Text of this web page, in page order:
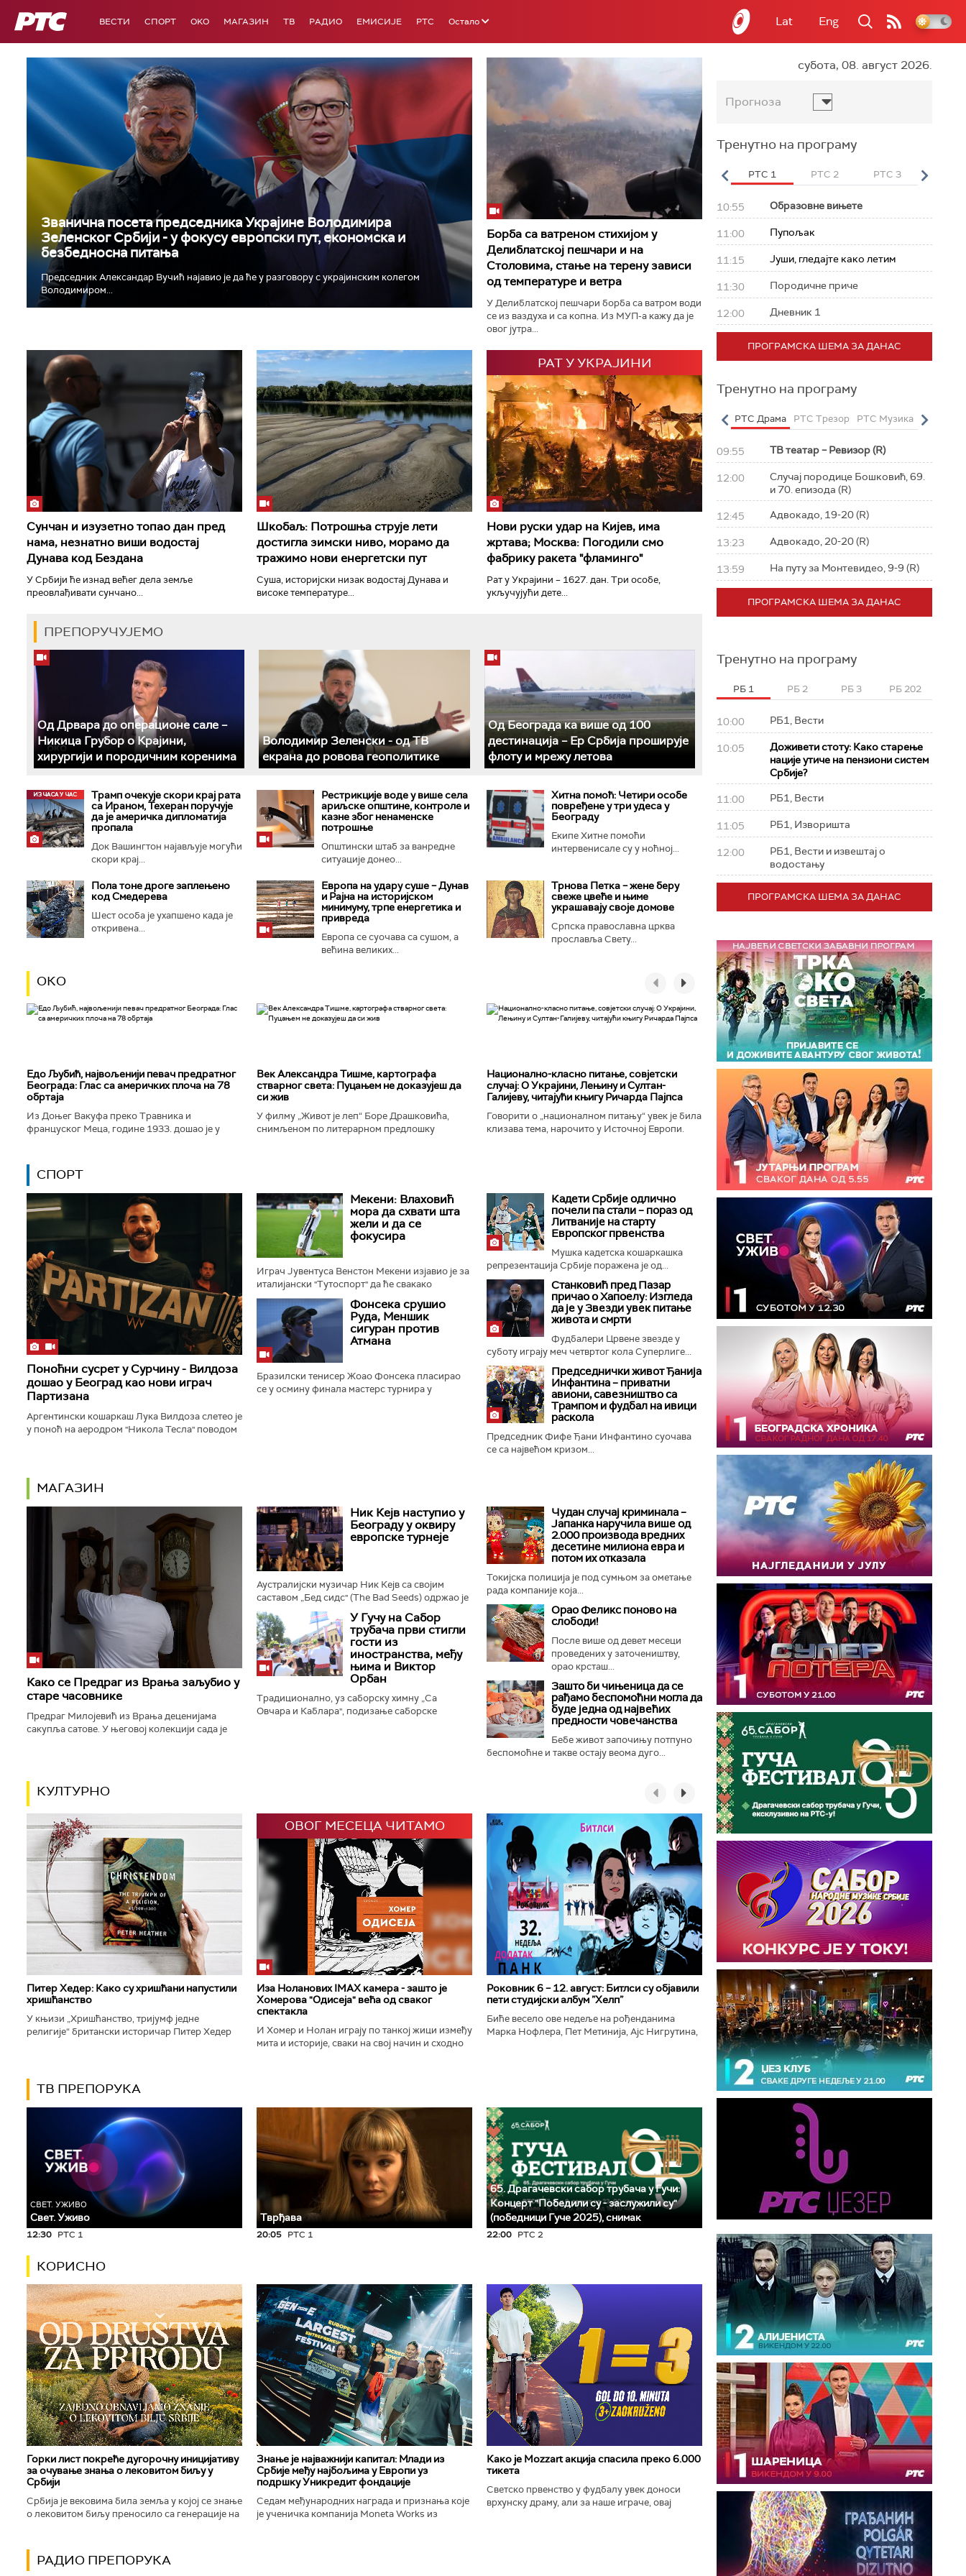
РТС ВЕСТИ СПОРТ OKO МАГАЗИН ТВ РАДИО ЕМИСИЈЕ РТС Остало Lat Eng
Званична посета председника Украјине Володимира
Зеленског Србији - у фокусу европски пут, економска и
безбедносна питања
Председник Александар Вучић најавио је да ће у разговору с украјинским колегом
Володимиром...
Борба са ватреном стихијом у
Делиблатској пешчари и на
Столовима, стање на терену зависи
од температуре и ветра
У Делиблатској пешчари борба са ватром води
се из ваздуха и са копна. Из МУП-а кажу да је
овог јутра...
Сунчан и изузетно топао дан пред
нама, незнатно виши водостај
Дунава код Бездана
У Србији ће изнад већег дела земље
преовлађивати сунчано...
Шкобаљ: Потрошња струје лети
достигла зимски ниво, морамо да
тражимо нови енергетски пут
Суша, историјски низак водостај Дунава и
високе температуре...
РАТ У УКРАЈИНИ
Нови руски удар на Кијев, има
жртава; Москва: Погодили смо
фабрику ракета "фламинго"
Рат у Украјини – 1627. дан. Три особе,
укључујући дете...
ПРЕПОРУЧУЈЕМО
Од Дрвара до операционе сале –
Никица Грубор о Крајини,
хирургији и породичним коренима
Володимир Зеленски - од ТВ
екрана до ровова геополитике
Од Београда ка више од 100
дестинација – Ер Србија проширује
флоту и мрежу летова
Трамп очекује скори крај рата
са Ираном, Техеран поручује
да је америчка дипломатија
пропала
Док Вашингтон најављује могући
скори крај...
Рестрикције воде у више села
ариљске општине, контроле и
казне због ненаменске
потрошње
Општински штаб за ванредне
ситуације донео...
Хитна помоћ: Четири особе
повређене у три удеса у
Београду
Екипе Хитне помоћи
интервенисале су у ноћној...
Пола тоне дроге заплењено
код Смедерева
Шест особа је ухапшено када је
откривена...
Европа на удару суше – Дунав
и Рајна на историјском
минимуму, трпе енергетика и
привреда
Европа се суочава са сушом, а
већина великих...
Трнова Петка – жене беру
свеже цвеће и њиме
украшавају своје домове
Српска православна црква
прославља Свету...
ОКО
Едо Љубић, највољенији певач предратног
Београда: Глас са америчких плоча на 78
обртаја
Из Доњег Вакуфа преко Травника и
француског Меца, године 1933. дошао је у
Век Александра Тишме, картографа
стварног света: Пуцањем не доказујеш да
си жив
У филму „Живот је леп“ Боре Драшковића,
снимљеном по литерарном предлошку
Национално-класнo питање, совјетски
случај: О Украјини, Лењину и Султан-
Галијеву, читајући књигу Ричарда Пајпса
Говорити о „националном питању“ увек је била
клизава тема, нарочито у Источној Европи.
СПОРТ
Поноћни сусрет у Сурчину - Вилдоза
дошао у Београд као нови играч
Партизана
Аргентински кошаркаш Лука Вилдоза слетео је
у поноћ на аеродром "Никола Тесла" поводом
Мекени: Влаховић
мора да схвати шта
жели и да се
фокусира
Играч Јувентуса Венстон Мекени изјавио је за
италијански "Тутоспорт" да ће свакако
честитати Душану Влаховићу на било којој
одлуци коју буде донео о наставку...
Фонсека срушио
Руда, Меншик
сигуран против
Атмана
Бразилски тенисер Жоао Фонсека пласирао
се у осмину финала мастерс турнира у
Кадети Србије одлично
почели па стали – пораз од
Литваније на старту
Европског првенства
Мушка кадетска кошаркашка
репрезентација Србије поражена је од...
Станковић пред Пазар
причао о Хапоелу: Изгледа
да је у Звезди увек питање
живота и смрти
Фудбалери Црвене звезде у
суботу играју меч четвртог кола Суперлиге...
Председнички живот Ђанија
Инфантина – приватни
авиони, савезништво са
Трампом и фудбал на ивици
раскола
Председник Фифе Ђани Инфантино суочава
се са највећом кризом...
МАГАЗИН
Како се Предраг из Врања заљубио у
старе часовнике
Предраг Милојевић из Врања деценијама
сакупља сатове. У његовој колекцији сада је
Ник Кејв наступио у
Београду у оквиру
европске турнеје
Аустралијски музичар Ник Кејв са својим
саставом „Бед сидс" (The Bad Seeds) одржао је
концерт на простору Доњег града Београдске
тврђаве, у оквиру европске...У Гучу на Сабор
трубача први стигли
гости из
иностранства, међу
њима и Виктор
Орбан
Традиционално, уз саборску химну „Са
Овчара и Каблара", подизање саборске
Чудан случај криминала –
Јапанка наручила више од
2.000 производа вредних
десетине милиона евра и
потом их отказала
Токијска полиција је под сумњом за ометање
рада компаније која...
Орао Феликс поново на
слободи!
После више од девет месеци
проведених у заточеништву,
орао крсташ...
Зашто би чињеница да се
рађамо беспомоћни могла да
буде једна од највећих
предности човечанства
Бебе живот започињу потпуно
беспомоћне и такве остају веома дуго...
КУЛТУРНО
Питер Хедер: Како су хришћани напустили
хришћанство
У књизи „Хришћанство, тријумф једне
религије“ британски историчар Питер Хедер
ОВОГ МЕСЕЦА ЧИТАМО
Иза Ноланових IMAX камера - зашто је
Хомерова "Одисеја" већа од сваког
спектакла
И Хомер и Нолан играју по танкој жици између
мита и историје, сваки на свој начин и сходно
Роковник 6 – 12. август: Битлси су објавили
пети студијски албум ”Хелп”
Биће весело ове недеље на рођенданима
Марка Нофлера, Пет Метинија, Ајс Нигрутина,
ТВ ПРЕПОРУКА
СВЕТ. УЖИВО
Свет. Уживо
12:30 РТС 1
Тврђава
20:05 РТС 1
65. Драгачевски сабор трубача у Гучи:
Концерт "Победили су - заслужили су"
(победници Гуче 2025), снимак
22:00 РТС 2
КОРИСНО
Горки лист покреће дугорочну иницијативу
за очување знања о лековитом биљу у
Србији
Србија је вековима била земља у којој се знање
о лековитом биљу преносило са генерације на
Знање је најважнији капитал: Млади из
Србије међу најбољима у Европи уз
подршку Уникредит фондације
Седам међународних награда и признања које
је ученичка компанија Moneta Works из
Како је Mozzart акција спасила преко 6.000
тикета
Светско првенство у фудбалу увек доноси
врхунску драму, али за наше играче, овај
РАДИО ПРЕПОРУКА
субота, 08. август 2026.
Прогноза
Тренутно на програму
РТС 3 РТС Свет РТС HD РТС 1 РТС 2 РТС 3 РТС
10:55 Образовне вињете
11:00 Пупољак
11:15 Јуши, гледајте како летим
11:30 Породичне приче
12:00 Дневник 1
ПРОГРАМСКА ШЕМА ЗА ДАНАС
Тренутно на програму
РТС Класика РТС Коло РТС Полетарац РТС Драма РТС Трезор РТС Музика РТС
09:55 ТВ театар – Ревизор (R)
12:00
Случај породице Бошковић, 69.
и 70. епизода (R)
12:45 Адвокадо, 19-20 (R)
13:23 Адвокадо, 20-20 (R)
13:59 На путу за Монтевидео, 9-9 (R)
ПРОГРАМСКА ШЕМА ЗА ДАНАС
Тренутно на програму
РБ 1 РБ 2 РБ 3 РБ 202
10:00 РБ1, Вести
10:05
Доживети стоту: Како старење
нације утиче на пензиони систем
Србије?
11:00 РБ1, Вести
11:05 РБ1, Изворишта
12:00
РБ1, Вести и извештај о
водостању
ПРОГРАМСКА ШЕМА ЗА ДАНАС